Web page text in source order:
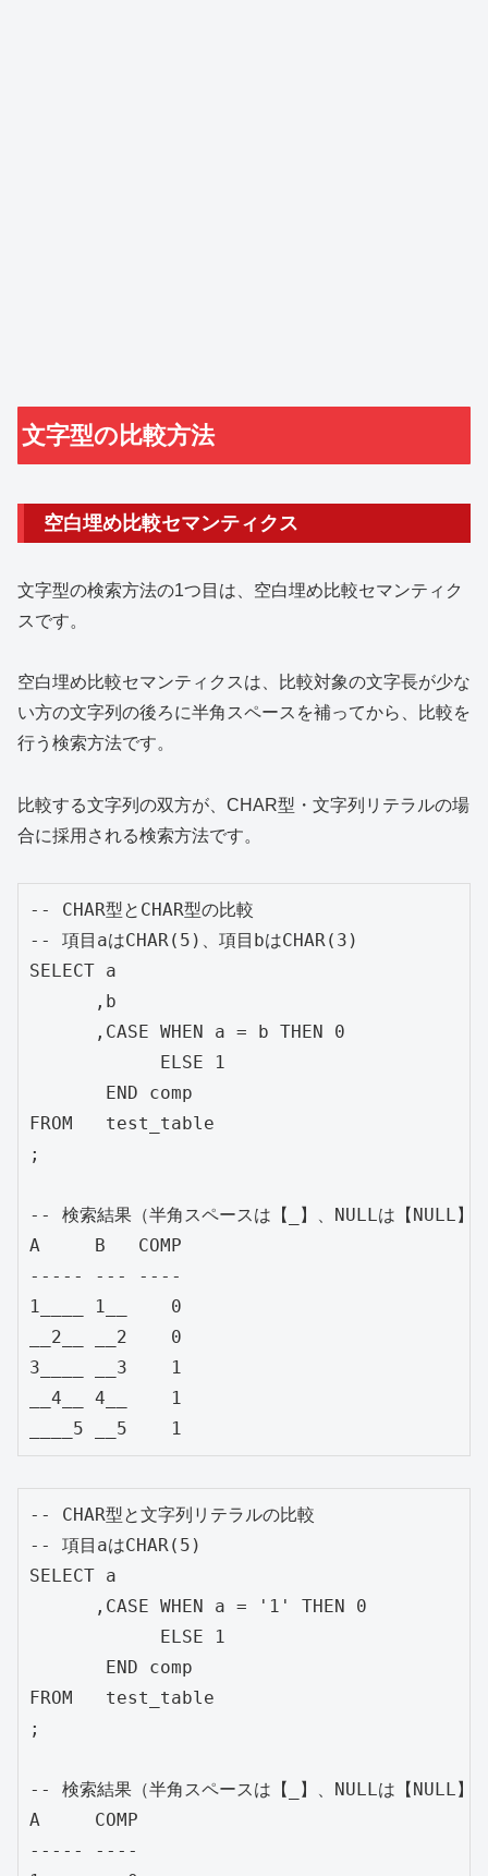
文字型の比較方法
空白埋め比較セマンティクス
文字型の検索方法の1つ目は、空白埋め比較セマンティク
スです。
空白埋め比較セマンティクスは、比較対象の文字長が少な
い方の文字列の後ろに半角スペースを補ってから、比較を
行う検索方法です。
比較する文字列の双方が、CHAR型・文字列リテラルの場
合に採用される検索方法です。
-- CHAR型とCHAR型の比較
-- 項目aはCHAR(5)、項目bはCHAR(3)
SELECT a
      ,b
      ,CASE WHEN a = b THEN 0
            ELSE 1
       END comp
FROM   test_table
;
-- 検索結果（半角スペースは【_】、NULLは【NULL】
A     B   COMP
----- --- ----
1____ 1__    0
__2__ __2    0
3____ __3    1
__4__ 4__    1
-- CHAR型と文字列リテラルの比較
-- 項目aはCHAR(5)
SELECT a
      ,CASE WHEN a = '1' THEN 0
            ELSE 1
       END comp
FROM   test_table
;
-- 検索結果（半角スペースは【_】、NULLは【NULL】
A     COMP
----- ----